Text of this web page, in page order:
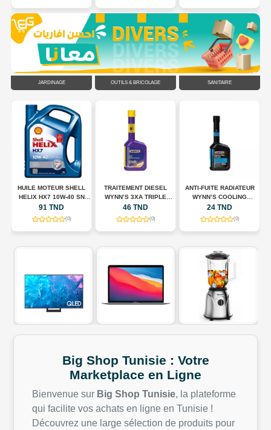
JARDINAGE OUTILS & BRICOLAGE SANITAIRE
HUILE MOTEUR SHELL
HELIX HX7 10W-40 SN
PLUS – 5 L
91 TND
(0)
TRAITEMENT DIESEL
WYNN’S 3XA TRIPLE
ACTION – 325 ML
46 TND
(0)
ANTI-FUITE RADIATEUR
WYNN’S COOLING
SYSTEM STOP LEAK –
325 ML
24 TND
(0)
Big Shop Tunisie : Votre
Marketplace en Ligne
Bienvenue sur Big Shop Tunisie, la plateforme
qui facilite vos achats en ligne en Tunisie !
Découvrez une large sélection de produits pour